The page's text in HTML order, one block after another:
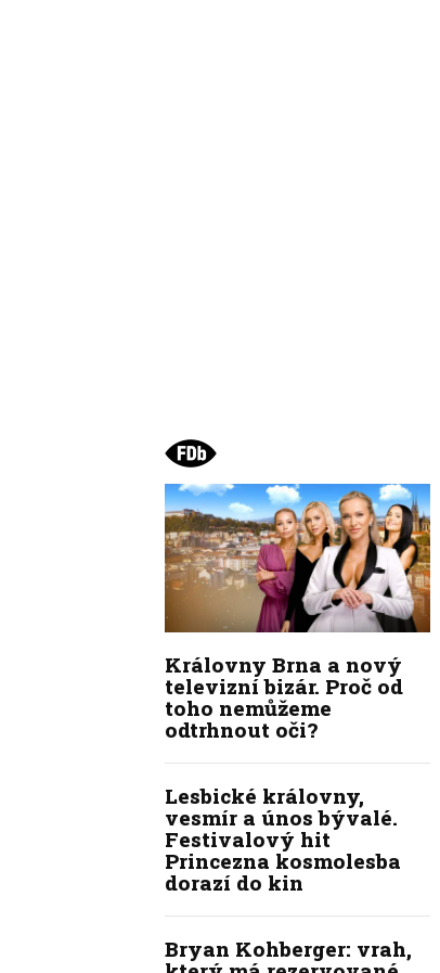
Královny Brna a nový
televizní bizár. Proč od
toho nemůžeme
odtrhnout oči?
Lesbické královny,
vesmír a únos bývalé.
Festivalový hit
Princezna kosmolesba
dorazí do kin
Bryan Kohberger: vrah,